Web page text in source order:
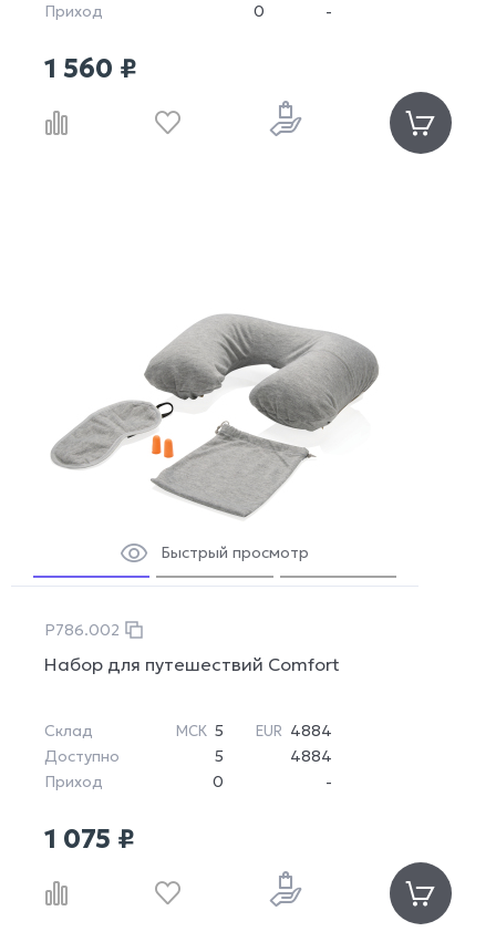
Приход
0 -
1 560 ₽
Быстрый просмотр
P786.002
Набор для путешествий Comfort
Склад МСК 5 EUR 4884
Доступно
5
4884
Приход
0 -
1 075 ₽